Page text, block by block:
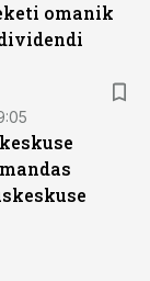
omanik